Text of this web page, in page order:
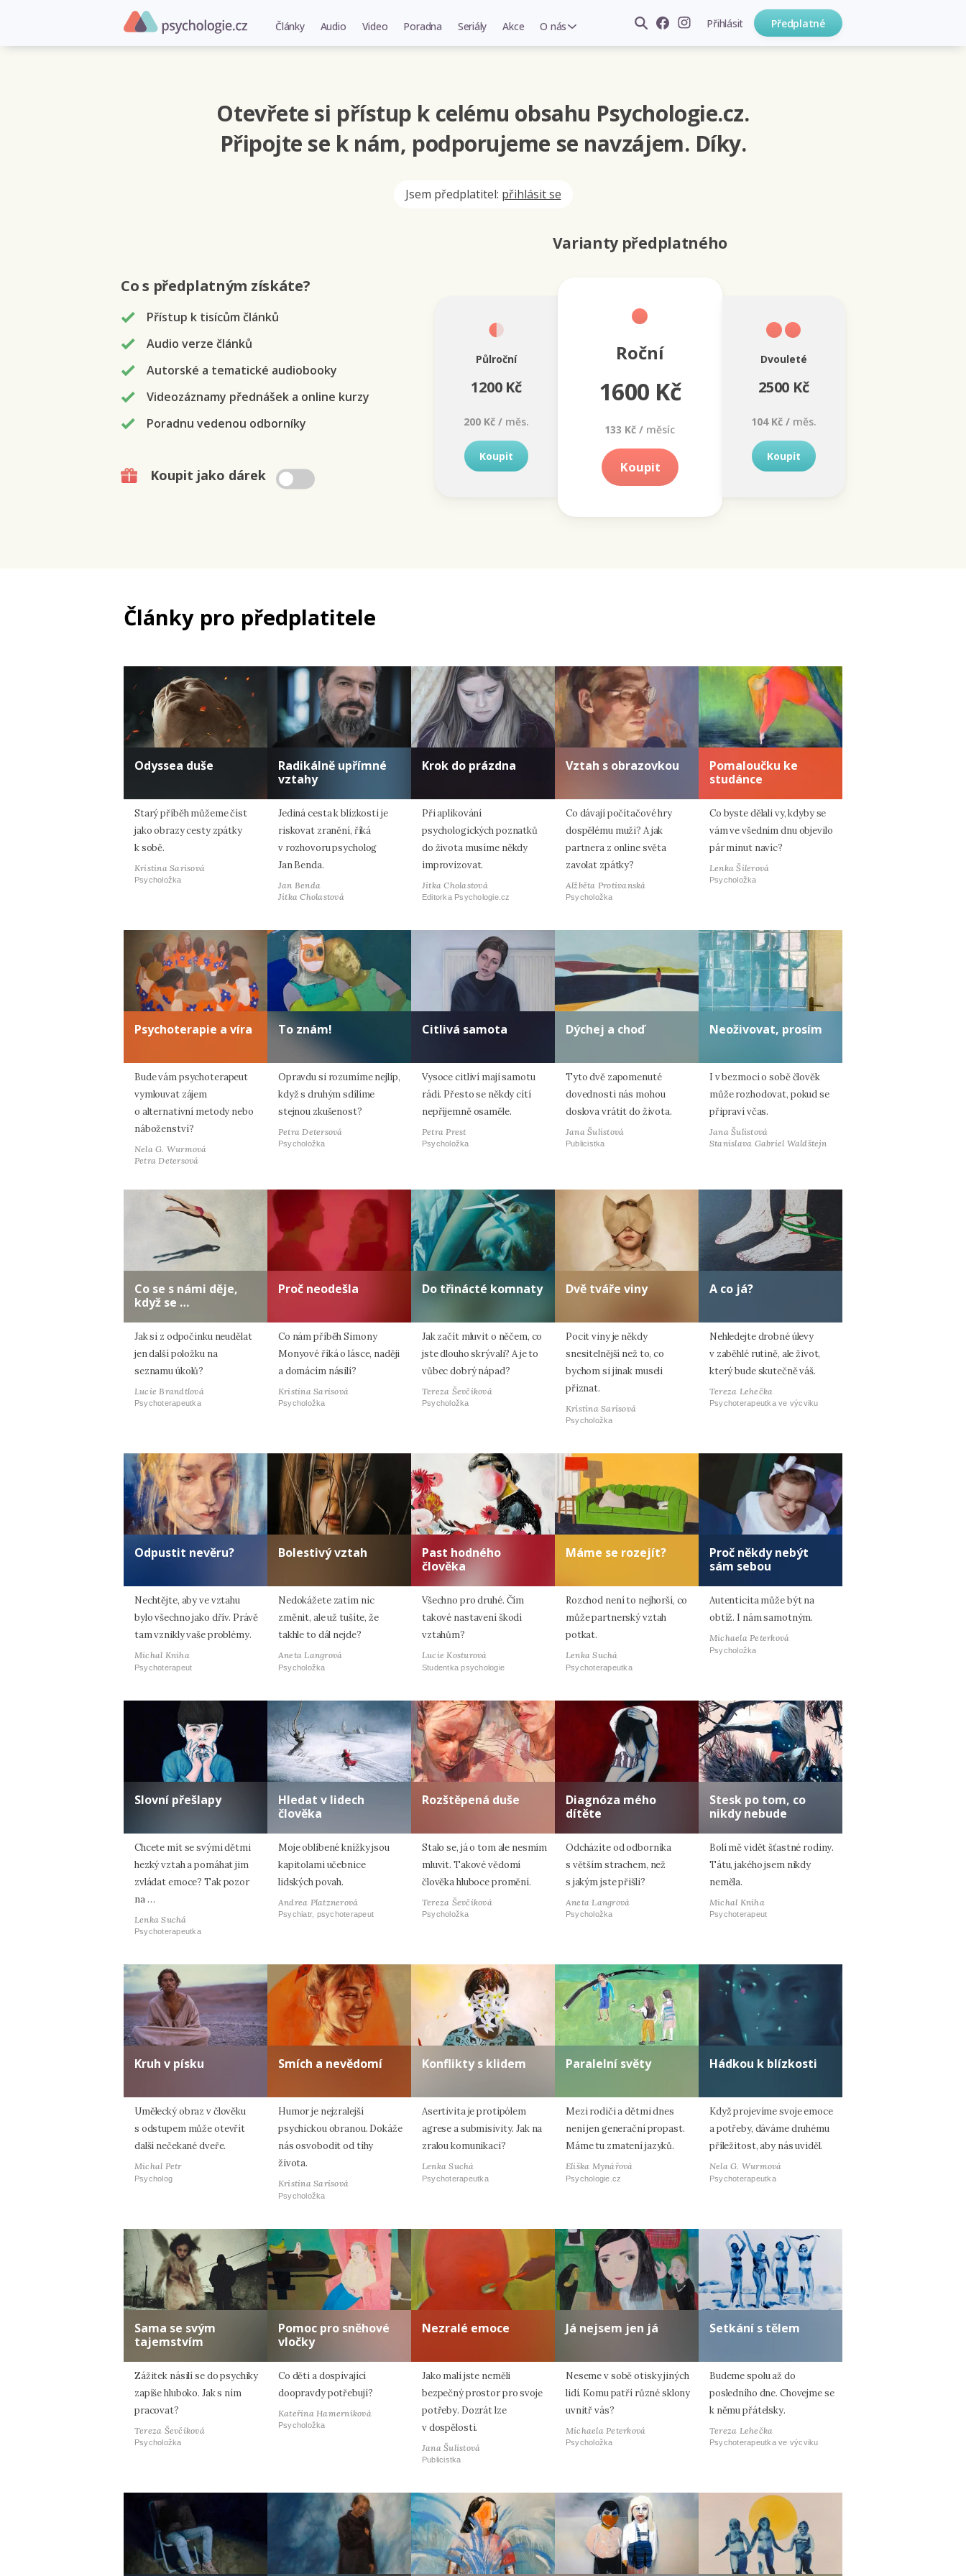
Články Audio Video Poradna Seriály Akce O nás Přihlásit Předplatné
Otevřete si přístup k celému obsahu Psychologie.cz.
Připojte se k nám, podporujeme se navzájem. Díky.
Jsem předplatitel: přihlásit se
Co s předplatným získáte?
Přístup k tisícům článků
Audio verze článků
Autorské a tematické audiobooky
Videozáznamy přednášek a online kurzy
Poradnu vedenou odborníky
Koupit jako dárek
Varianty předplatného
Půlroční
1200 Kč
200 Kč /měs.
Koupit
Roční
1600 Kč
133 Kč / měsíc
Koupit
Dvouleté
2500 Kč
104 Kč /měs.
Koupit
Články pro předplatitele
Odyssea duše
Starý příběh můžeme číst
jako obrazy cesty zpátky
k sobě.
Kristina Sarisová
Psycholožka
Radikálně upřímné
vztahy
Jediná cesta k blízkosti je
riskovat zranění, říká
v rozhovoru psycholog
Jan Benda.
Jan Benda
Jitka Cholastová
Krok do prázdna
Při aplikování
psychologických poznatků
do života musíme někdy
improvizovat.
Jitka Cholastová
Editorka Psychologie.cz
Vztah s obrazovkou
Co dávají počítačové hry
dospělému muži? A jak
partnera z online světa
zavolat zpátky?
Alžběta Protivanská
Psycholožka
Pomaloučku ke
studánce
Co byste dělali vy, kdyby se
vám ve všedním dnu objevilo
pár minut navíc?
Lenka Šilerová
Psycholožka
Psychoterapie a víra
Bude vám psychoterapeut
vymlouvat zájem
o alternativní metody nebo
náboženství?
Nela G. Wurmová
Petra Detersová
To znám!
Opravdu si rozumíme nejlíp,
když s druhým sdílíme
stejnou zkušenost?
Petra Detersová
Psycholožka
Citlivá samota
Vysoce citliví mají samotu
rádi. Přesto se někdy cítí
nepříjemně osaměle.
Petra Prest
Psycholožka
Dýchej a choď
Tyto dvě zapomenuté
dovednosti nás mohou
doslova vrátit do života.
Jana Šulistová
Publicistka
Neoživovat, prosím
I v bezmoci o sobě člověk
může rozhodovat, pokud se
připraví včas.
Jana Šulistová
Stanislava Gabriel Waldštejn
Co se s námi děje,
když se …
Jak si z odpočinku neudělat
jen další položku na
seznamu úkolů?
Lucie Brandtlová
Psychoterapeutka
Proč neodešla
Co nám příběh Simony
Monyové říká o lásce, naději
a domácím násilí?
Kristina Sarisová
Psycholožka
Do třinácté komnaty
Jak začít mluvit o něčem, co
jste dlouho skrývali? A je to
vůbec dobrý nápad?
Tereza Ševčíková
Psycholožka
Dvě tváře viny
Pocit viny je někdy
snesitelnější než to, co
bychom si jinak museli
přiznat.
Kristina Sarisová
Psycholožka
A co já?
Nehledejte drobné úlevy
v zaběhlé rutině, ale život,
který bude skutečně váš.
Tereza Lehečka
Psychoterapeutka ve výcviku
Odpustit nevěru?
Nechtějte, aby ve vztahu
bylo všechno jako dřív. Právě
tam vznikly vaše problémy.
Michal Kniha
Psychoterapeut
Bolestivý vztah
Nedokážete zatím nic
změnit, ale už tušíte, že
takhle to dál nejde?
Aneta Langrová
Psycholožka
Past hodného
člověka
Všechno pro druhé. Čím
takové nastavení škodí
vztahům?
Lucie Kosturová
Studentka psychologie
Máme se rozejít?
Rozchod není to nejhorší, co
může partnerský vztah
potkat.
Lenka Suchá
Psychoterapeutka
Proč někdy nebýt
sám sebou
Autenticita může být na
obtíž. I nám samotným.
Michaela Peterková
Psycholožka
Slovní přešlapy
Chcete mít se svými dětmi
hezký vztah a pomáhat jim
zvládat emoce? Tak pozor
na …
Lenka Suchá
Psychoterapeutka
Hledat v lidech
člověka
Moje oblíbené knížky jsou
kapitolami učebnice
lidských povah.
Andrea Platznerová
Psychiatr, psychoterapeut
Rozštěpená duše
Stalo se, já o tom ale nesmím
mluvit. Takové vědomí
člověka hluboce promění.
Tereza Ševčíková
Psycholožka
Diagnóza mého
dítěte
Odcházíte od odborníka
s větším strachem, než
s jakým jste přišli?
Aneta Langrová
Psycholožka
Stesk po tom, co
nikdy nebude
Bolí mě vidět šťastné rodiny.
Tátu, jakého jsem nikdy
neměla.
Michal Kniha
Psychoterapeut
Kruh v písku
Umělecký obraz v člověku
s odstupem může otevřít
další nečekané dveře.
Michal Petr
Psycholog
Smích a nevědomí
Humor je nejzralejší
psychickou obranou. Dokáže
nás osvobodit od tíhy
života.
Kristina Sarisová
Psycholožka
Konflikty s klidem
Asertivita je protipólem
agrese a submisivity. Jak na
zralou komunikaci?
Lenka Suchá
Psychoterapeutka
Paralelní světy
Mezi rodiči a dětmi dnes
není jen generační propast.
Máme tu zmatení jazyků.
Eliška Mynářová
Psychologie.cz
Hádkou k blízkosti
Když projevíme svoje emoce
a potřeby, dáváme druhému
příležitost, aby nás uviděl.
Nela G. Wurmová
Psychoterapeutka
Sama se svým
tajemstvím
Zážitek násilí se do psychiky
zapíše hluboko. Jak s ním
pracovat?
Tereza Ševčíková
Psycholožka
Pomoc pro sněhové
vločky
Co děti a dospívající
doopravdy potřebují?
Kateřina Hamerníková
Psycholožka
Nezralé emoce
Jako malí jste neměli
bezpečný prostor pro svoje
potřeby. Dozrát lze
v dospělosti.
Jana Šulistová
Publicistka
Já nejsem jen já
Neseme v sobě otisky jiných
lidí. Komu patří různé sklony
uvnitř vás?
Michaela Peterková
Psycholožka
Setkání s tělem
Budeme spolu až do
posledního dne. Chovejme se
k němu přátelsky.
Tereza Lehečka
Psychoterapeutka ve výcviku